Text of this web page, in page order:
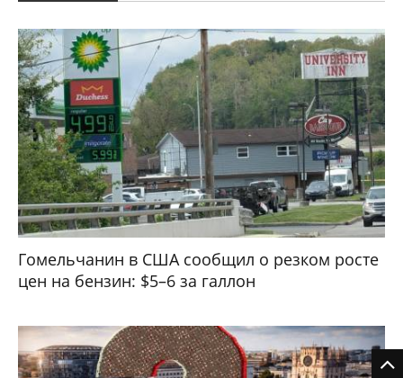
Гомельчанин в США сообщил о резком росте
цен на бензин: $5–6 за галлон